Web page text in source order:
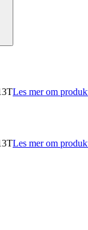
Les mer om
Les mer om